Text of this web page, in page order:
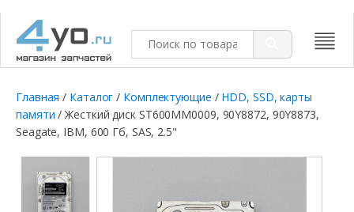
Главная / Каталог / Комплектующие / HDD, SSD, карты
памяти / Жесткий диск ST600MM0009, 90Y8872, 90Y8873,
Seagate, IBM, 600 Гб, SAS, 2.5"